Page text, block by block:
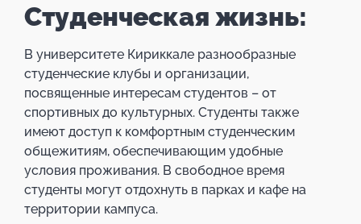
Студенческая жизнь:
В университете Кириккале разнообразные
студенческие клубы и организации,
посвященные интересам студентов – от
спортивных до культурных. Студенты также
имеют доступ к комфортным студенческим
общежитиям, обеспечивающим удобные
условия проживания. В свободное время
студенты могут отдохнуть в парках и кафе на
территории кампуса.